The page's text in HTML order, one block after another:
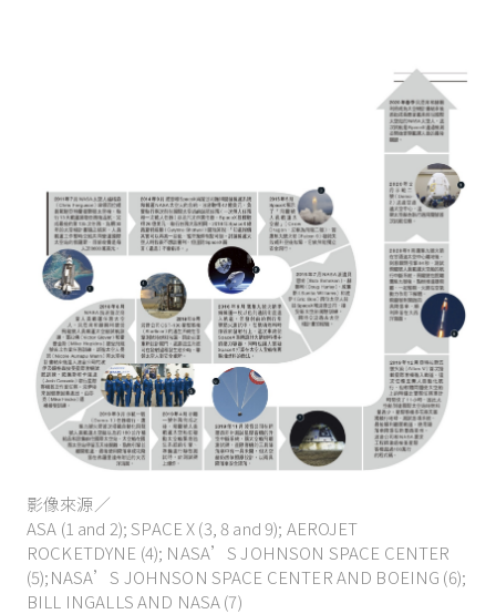
影像來源／
ASA (1 and 2); SPACE X (3, 8 and 9); AEROJET
ROCKETDYNE (4); NASA’S JOHNSON SPACE CENTER
(5);NASA’S JOHNSON SPACE CENTER AND BOEING (6);
BILL INGALLS AND NASA (7)